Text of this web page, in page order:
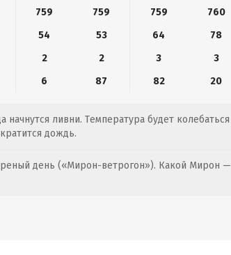
759 759 759
760
54 53 64
78
2 2 3
3
6 87 82 20
ливни. Температура будет колебаться
дождь.
день («Мирон-ветрогон»). Какой Мирон —